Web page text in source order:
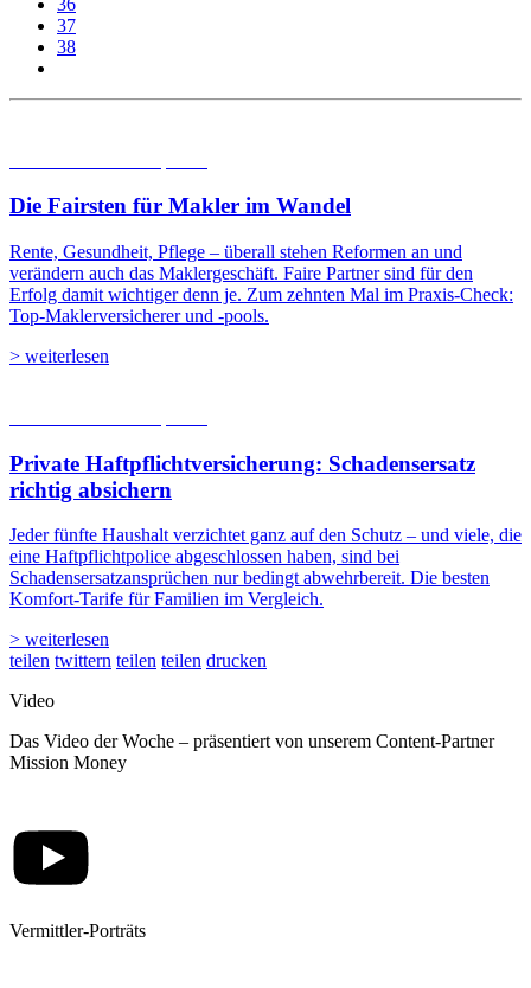
37
38
Die Fairsten für Makler im Wandel
Rente, Gesundheit, Pflege – überall stehen Reformen an und
verändern auch das Maklergeschäft. Faire Partner sind für den
Erfolg damit wichtiger denn je. Zum zehnten Mal im Praxis-Check:
Top-Maklerversicherer und -pools.
> weiterlesen
Private Haftpflicht­versicherung: Schadensersatz
richtig absichern
Jeder fünfte Haushalt verzichtet ganz auf den Schutz – und viele, die
eine Haftpflichtpolice abgeschlossen haben, sind bei
Schadensersatzansprüchen nur bedingt abwehrbereit. Die besten
Komfort-Tarife für Familien im Vergleich.
> weiterlesen
teilen twittern teilen teilen drucken
Video
Das Video der Woche – präsentiert von unserem Content-Partner
Mission Money
Vermittler-Porträts